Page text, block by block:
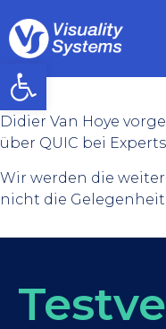
Open
Didier Van Hoye
über QUIC bei
Wir werden die
nicht die